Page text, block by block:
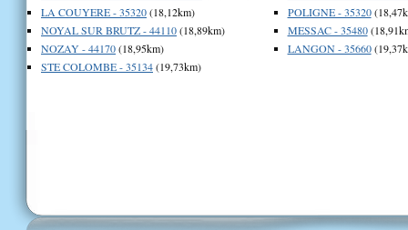
LA COUYERE - 35320(18,12km)
NOYAL SUR BRUTZ - 44110(18,89km)
NOZAY - 44170(18,95km)
STE COLOMBE - 35134(19,73km)
POLIGNE - 35320
MESSAC - 35480
LANGON - 35660